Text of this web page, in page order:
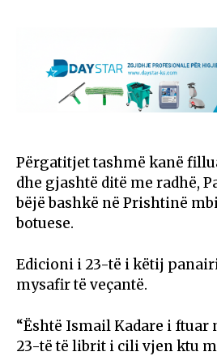
Përgatitjet tashmë kanë
dhe gjashtë ditë me radhë,
bëjë bashkë në Prishtinë
botuese.
Edicioni i 23-të i këtij
mysafir të veçantë.
“Është Ismail Kadare i ftuar
23-të të librit i cili vjen ktu